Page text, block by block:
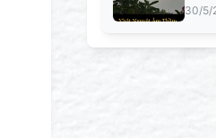
30/5/